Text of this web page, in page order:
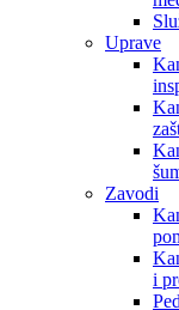
Uprave
Zavodi
i